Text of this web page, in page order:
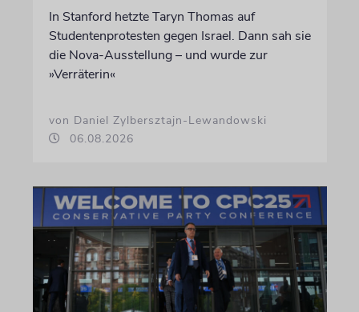
In Stanford hetzte Taryn Thomas auf
Studentenprotesten gegen Israel. Dann sah sie
die Nova-Ausstellung – und wurde zur
»Verräterin«
von Daniel Zylbersztajn-Lewandowski
06.08.2026